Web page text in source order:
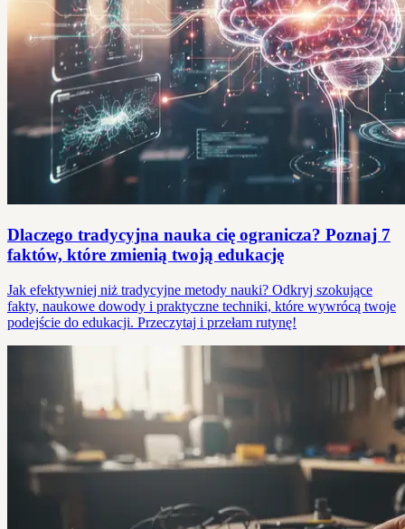
Dlaczego tradycyjna nauka cię ogranicza? Poznaj 7
faktów, które zmienią twoją edukację
Jak efektywniej niż tradycyjne metody nauki? Odkryj szokujące
fakty, naukowe dowody i praktyczne techniki, które wywrócą twoje
podejście do edukacji. Przeczytaj i przełam rutynę!